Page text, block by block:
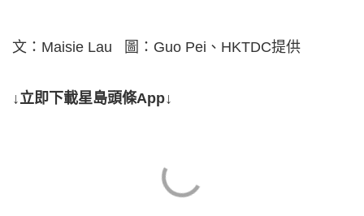
文：Maisie Lau 圖：Guo Pei、HKTDC提供
↓立即下載星島頭條App↓